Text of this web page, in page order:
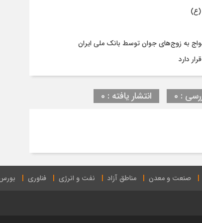
(ع)
دارد
: 0 انتشار یافته : 0
صنعت و معدن مناطق آزاد نفت و انرژی فناوری